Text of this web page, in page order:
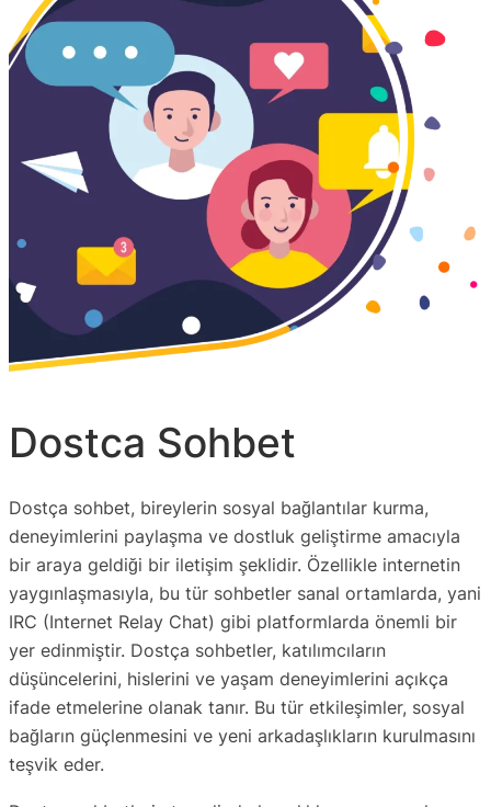
Dostca Sohbet
Dostça sohbet, bireylerin sosyal bağlantılar kurma,
deneyimlerini paylaşma ve dostluk geliştirme amacıyla
bir araya geldiği bir iletişim şeklidir. Özellikle internetin
yaygınlaşmasıyla, bu tür sohbetler sanal ortamlarda, yani
IRC (Internet Relay Chat) gibi platformlarda önemli bir
yer edinmiştir. Dostça sohbetler, katılımcıların
düşüncelerini, hislerini ve yaşam deneyimlerini açıkça
ifade etmelerine olanak tanır. Bu tür etkileşimler, sosyal
bağların güçlenmesini ve yeni arkadaşlıkların kurulmasını
teşvik eder.